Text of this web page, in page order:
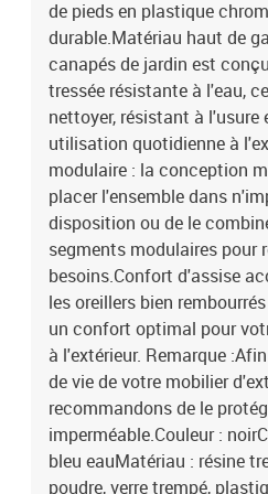
de pieds en plastique
durable.Matériau haut de
canapés de jardin est
tressée résistante à l'eau,
nettoyer, résistant à l'usure
utilisation quotidienne à
modulaire : la conception
placer l'ensemble dans
disposition ou de le
segments modulaires pour
besoins.Confort d'assise
les oreillers bien
un confort optimal pour
à l'extérieur. Remarque
de vie de votre mobilier
recommandons de le
imperméable.Couleur :
bleu eauMatériau : résine
poudre, verre trempé,